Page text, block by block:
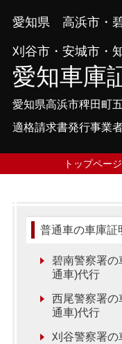
愛知県 高浜市・
刈谷市・安城市・
愛知車庫
愛知県高浜市稗田町
適格請求書発行事業
トップページ
普通車の車庫証
碧南警察署の
通車)代行
西尾警察署の
通車)代行
刈谷警察署の